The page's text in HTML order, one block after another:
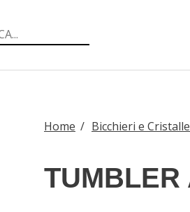
Home / Bicchieri e
TUMBLER